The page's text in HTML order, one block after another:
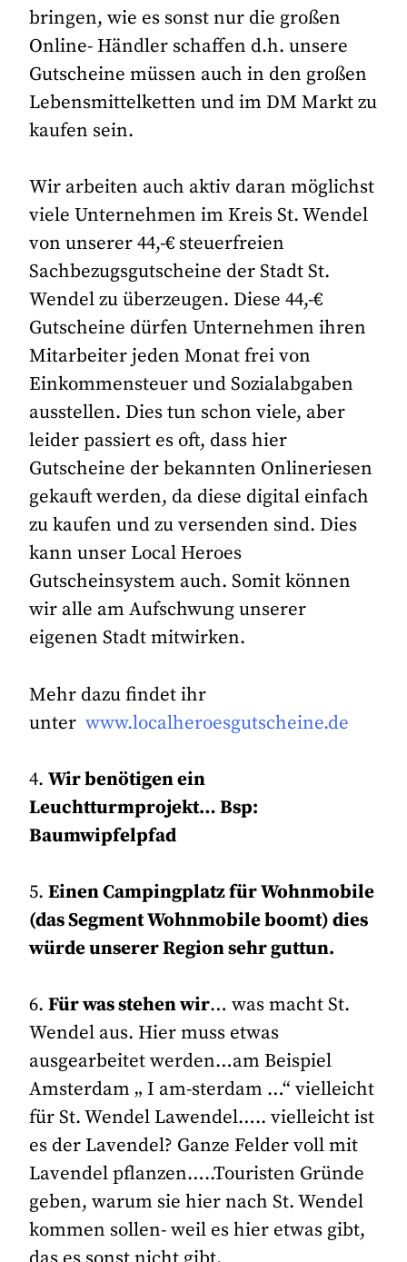
bringen, wie es sonst nur die großen
Online- Händler schaffen d.h. unsere
Gutscheine müssen auch in den großen
Lebensmittelketten und im DM Markt zu
kaufen sein.
Wir arbeiten auch aktiv daran möglichst
viele Unternehmen im Kreis St. Wendel
von unserer 44,-€ steuerfreien
Sachbezugsgutscheine der Stadt St.
Wendel zu überzeugen. Diese 44,-€
Gutscheine dürfen Unternehmen ihren
Mitarbeiter jeden Monat frei von
Einkommensteuer und Sozialabgaben
ausstellen. Dies tun schon viele, aber
leider passiert es oft, dass hier
Gutscheine der bekannten Onlineriesen
gekauft werden, da diese digital einfach
zu kaufen und zu versenden sind. Dies
kann unser Local Heroes
Gutscheinsystem auch. Somit können
wir alle am Aufschwung unserer
eigenen Stadt mitwirken.
Mehr dazu findet ihr
unterwww.localheroesgutscheine.de
4.Wir benötigen ein
Leuchtturmprojekt… Bsp:
Baumwipfelpfad
5.Einen Campingplatz für Wohnmobile
(das Segment Wohnmobile boomt) dies
würde unserer Region sehr guttun.
6.Für was stehen wir… was macht St.
Wendel aus. Hier muss etwas
ausgearbeitet werden…am Beispiel
Amsterdam „ I am-sterdam …“ vielleicht
für St. Wendel Lawendel….. vielleicht ist
es der Lavendel? Ganze Felder voll mit
Lavendel pflanzen…..Touristen Gründe
geben, warum sie hier nach St. Wendel
kommen sollen- weil es hier etwas gibt,